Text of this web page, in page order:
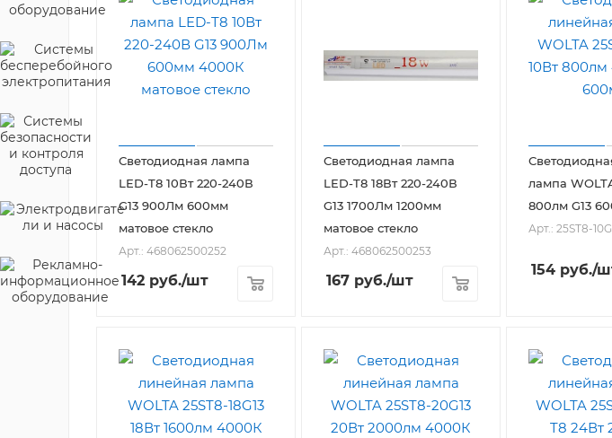
Светодиодная лампа
LED-T8 10Вт 220-240В
G13 900Лм 600мм
матовое стекло
Арт.: 468062500252
142 руб./шт
Светодиодная лампа
LED-T8 18Вт 220-240В
G13 1700Лм 1200мм
матовое стекло
Арт.: 468062500253
167 руб./шт
лампа
800лм G13
Арт.: 25ST8-
154 руб./